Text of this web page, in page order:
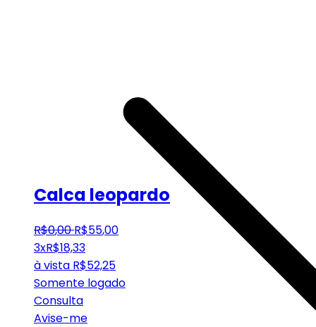
Calca leopardo
R$0,00 R$55,00
3xR$18,33
à vista R$52,25
Somente logado
Consulta
Avise-me